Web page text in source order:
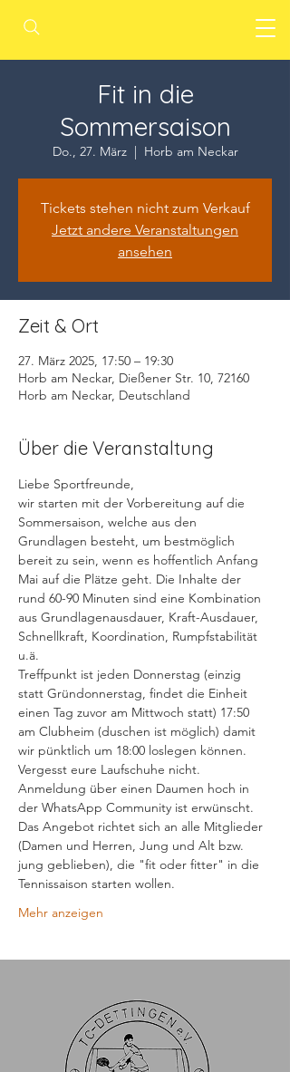
Fit in die
Sommersaison
Do., 27. März
  |
Horb am Neckar
Tickets stehen nicht zum Verkauf
Jetzt andere Veranstaltungen
ansehen
Zeit & Ort
27. März 2025, 17:50 – 19:30
Horb am Neckar, Dießener Str. 10, 72160
Horb am Neckar, Deutschland
Über die Veranstaltung
Liebe Sportfreunde,
wir starten mit der Vorbereitung auf die
Sommersaison, welche aus den
Grundlagen besteht, um bestmöglich
bereit zu sein, wenn es hoffentlich Anfang
Mai auf die Plätze geht. Die Inhalte der
rund 60-90 Minuten sind eine Kombination
aus Grundlagenausdauer, Kraft-Ausdauer,
Schnellkraft, Koordination, Rumpfstabilität
u.ä.
Treffpunkt ist jeden Donnerstag (einzig
statt Gründonnerstag, findet die Einheit
einen Tag zuvor am Mittwoch statt) 17:50
am Clubheim (duschen ist möglich) damit
wir pünktlich um 18:00 loslegen können.
Vergesst eure Laufschuhe nicht.
Anmeldung über einen Daumen hoch in
der WhatsApp Community ist erwünscht.
Das Angebot richtet sich an alle Mitglieder
(Damen und Herren, Jung und Alt bzw.
jung geblieben), die "fit oder fitter" in die
Tennissaison starten wollen.
Mehr anzeigen